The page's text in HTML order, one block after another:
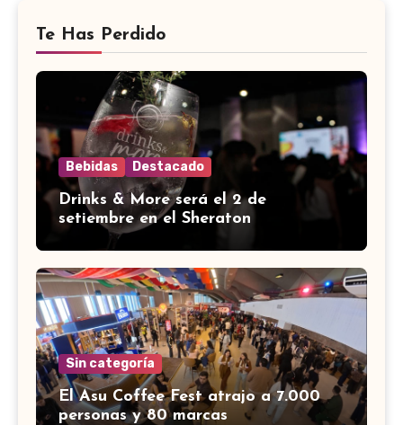
Te Has Perdido
Bebidas Destacado
Drinks & More será el 2 de
setiembre en el Sheraton
Sin categoría
El Asu Coffee Fest atrajo a 7.000
personas y 80 marcas